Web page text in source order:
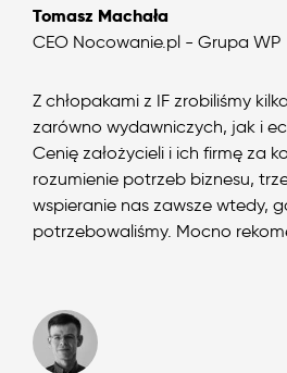
Tomasz Machała
CEO Nocowanie.pl - Grupa WP
Z chłopakami z IF zrobiliśmy
zarówno wydawniczych, jak i
Cenię założycieli i ich firmę za
rozumienie potrzeb biznesu,
wspieranie nas zawsze wtedy,
potrzebowaliśmy. Mocno